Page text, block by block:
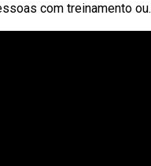
com treinamento ou.